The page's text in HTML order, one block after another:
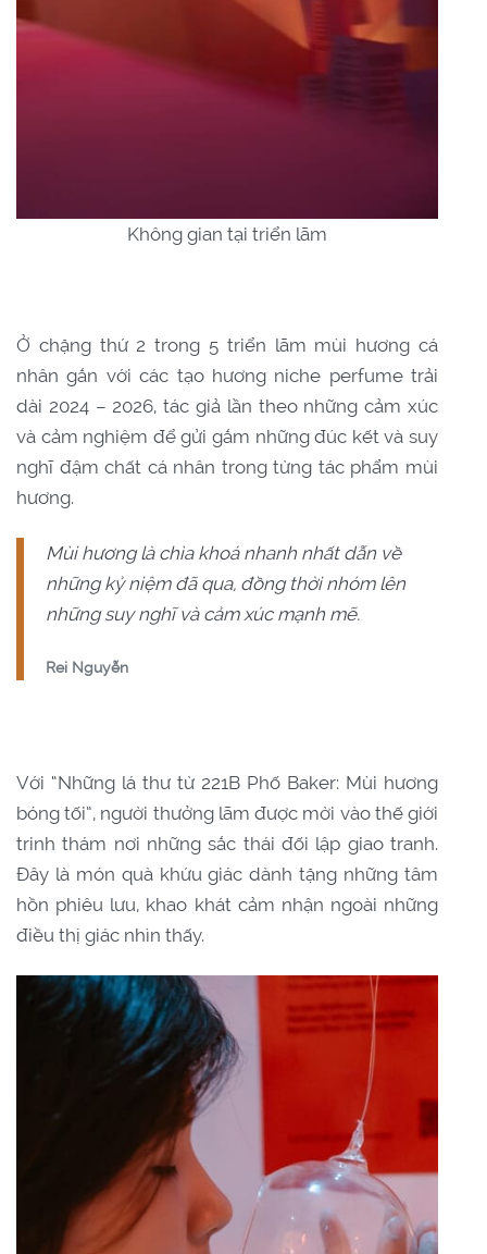
Không gian tại triển lãm
Ở chặng thứ 2 trong 5 triển lãm mùi hương cá
nhân gắn với các tạo hương niche perfume trải
dài 2024 – 2026, tác giả lần theo những cảm xúc
và cảm nghiệm để gửi gắm những đúc kết và suy
nghĩ đậm chất cá nhân trong từng tác phẩm mùi
hương.
Mùi hương là chìa khoá nhanh nhất dẫn về
những kỷ niệm đã qua, đồng thời nhóm lên
những suy nghĩ và cảm xúc mạnh mẽ.
Rei Nguyễn
Với “Những lá thư từ 221B Phố Baker: Mùi hương
bóng tối”, người thưởng lãm được mời vào thế giới
trinh thám nơi những sắc thái đối lập giao tranh.
Đây là món quà khứu giác dành tặng những tâm
hồn phiêu lưu, khao khát cảm nhận ngoài những
điều thị giác nhìn thấy.